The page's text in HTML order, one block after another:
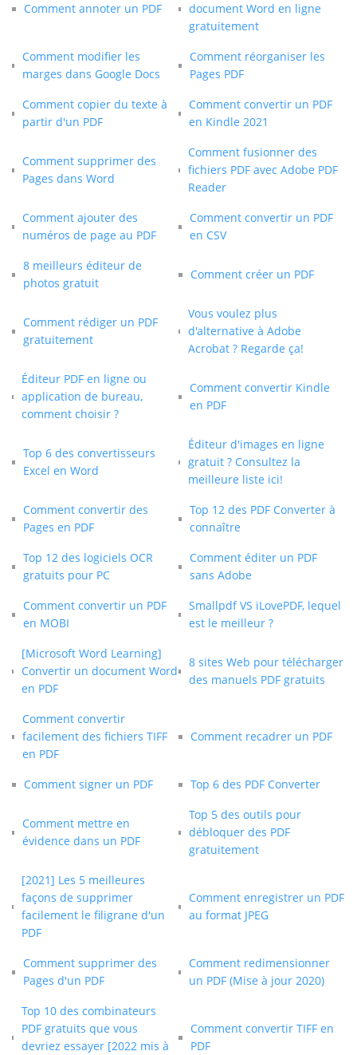
Comment annoter un PDF
document Word en ligne
gratuitement
Comment modifier les
marges dans Google Docs
Comment réorganiser les
Pages PDF
Comment copier du texte à
partir d'un PDF
Comment convertir un PDF
en Kindle 2021
Comment supprimer des
Pages dans Word
Comment fusionner des
fichiers PDF avec Adobe PDF
Reader
Comment ajouter des
numéros de page au PDF
Comment convertir un PDF
en CSV
8 meilleurs éditeur de
photos gratuit
Comment créer un PDF
Comment rédiger un PDF
gratuitement
Vous voulez plus
d'alternative à Adobe
Acrobat ? Regarde ça!
Éditeur PDF en ligne ou
application de bureau,
comment choisir ?
Comment convertir Kindle
en PDF
Top 6 des convertisseurs
Excel en Word
Éditeur d'images en ligne
gratuit ? Consultez la
meilleure liste ici!
Comment convertir des
Pages en PDF
Top 12 des PDF Converter à
connaître
Top 12 des logiciels OCR
gratuits pour PC
Comment éditer un PDF
sans Adobe
Comment convertir un PDF
en MOBI
Smallpdf VS iLovePDF, lequel
est le meilleur ?
[Microsoft Word Learning]
Convertir un document Word
en PDF
8 sites Web pour télécharger
des manuels PDF gratuits
Comment convertir
facilement des fichiers TIFF
en PDF
Comment recadrer un PDF
Comment signer un PDF Top 6 des PDF Converter
Comment mettre en
évidence dans un PDF
Top 5 des outils pour
débloquer des PDF
gratuitement
[2021] Les 5 meilleures
façons de supprimer
facilement le filigrane d'un
PDF
Comment enregistrer un PDF
au format JPEG
Comment supprimer des
Pages d'un PDF
Comment redimensionner
un PDF (Mise à jour 2020)
Top 10 des combinateurs
PDF gratuits que vous
devriez essayer [2022 mis à
Comment convertir TIFF en
PDF